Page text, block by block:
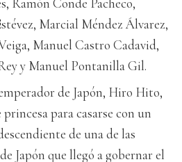
Ramón Conde Pacheco,
Marcial Méndez Álvarez,
Manuel Castro Cadavid,
y Manuel Pontanilla Gil.
de Japón, Hiro Hito,
para casarse con un
de una de las
Japón que llegó a gobernar el